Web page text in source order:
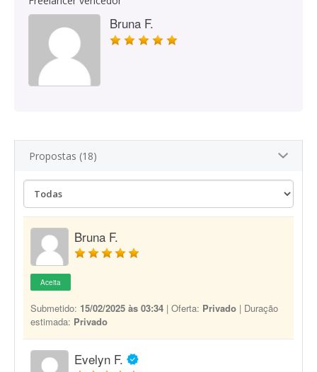
Bruna F.
Propostas (18)
Bruna F.
Aceita
Submetido: 15/02/2025 às 03:34 | Oferta: Privado | Duração
estimada: Privado
Evelyn F.